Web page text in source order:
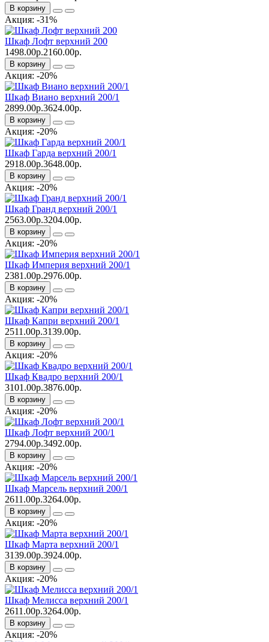
В корзину
Акция: -31%
Шкаф Лофт верхний 200
1498.00р.2160.00р.
В корзину
Акция: -20%
Шкаф Виано верхний 200/1
2899.00р.3624.00р.
В корзину
Акция: -20%
Шкаф Гарда верхний 200/1
2918.00р.3648.00р.
В корзину
Акция: -20%
Шкаф Гранд верхний 200/1
2563.00р.3204.00р.
В корзину
Акция: -20%
Шкаф Империя верхний 200/1
2381.00р.2976.00р.
В корзину
Акция: -20%
Шкаф Капри верхний 200/1
2511.00р.3139.00р.
В корзину
Акция: -20%
Шкаф Квадро верхний 200/1
3101.00р.3876.00р.
В корзину
Акция: -20%
Шкаф Лофт верхний 200/1
2794.00р.3492.00р.
В корзину
Акция: -20%
Шкаф Марсель верхний 200/1
2611.00р.3264.00р.
В корзину
Акция: -20%
Шкаф Марта верхний 200/1
3139.00р.3924.00р.
В корзину
Акция: -20%
Шкаф Мелисса верхний 200/1
2611.00р.3264.00р.
В корзину
Акция: -20%